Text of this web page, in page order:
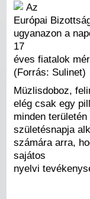
Az
Európai
ugyanazon a
17
éves fiatalok
(Forrás: Sulinet)
Müzlisdoboz,
elég csak egy
minden
születésnapja
számára arra,
sajátos
nyelvi